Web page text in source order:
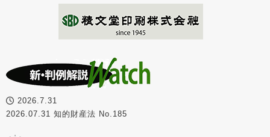
2026.7.31
2026.07.31 知的財産法 No.185